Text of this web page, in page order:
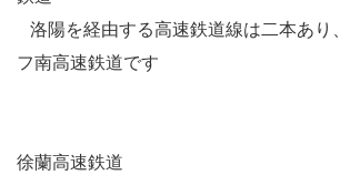
洛陽を経由する高速鉄道線は二本あり
フ南高速鉄道です
徐蘭高速鉄道